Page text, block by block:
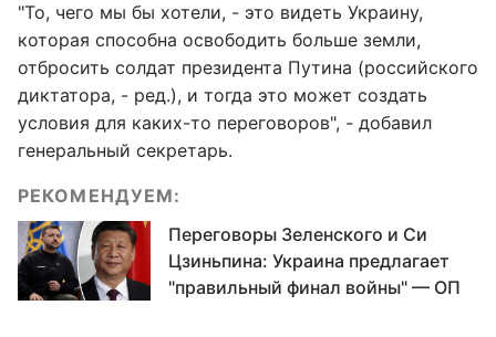
"То, чего мы бы хотели, - это видеть Украину,
которая способна освободить больше земли,
отбросить солдат президента Путина (российского
диктатора, - ред.), и тогда это может создать
условия для каких-то переговоров", - добавил
генеральный секретарь.
РЕКОМЕНДУЕМ:
Переговоры Зеленского и Си
Цзиньпина: Украина предлагает
"правильный финал войны" — ОП